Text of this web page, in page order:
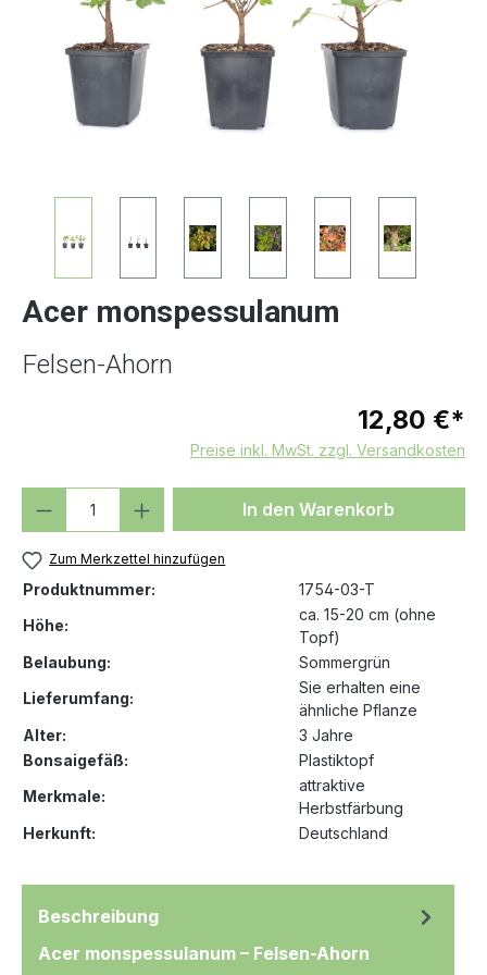
Acer monspessulanum
Felsen-Ahorn
12,80 €*
Preise inkl. MwSt. zzgl. Versandkosten
Produkt Anzahl: Gib denIn den Warenkorb
Zum Merkzettel hinzufügen
Produktnummer:
1754-03-T
Höhe:
ca. 15-20 cm (ohne
Topf)
Belaubung:
Sommergrün
Lieferumfang:
Sie erhalten eine
ähnliche Pflanze
Alter:
3 Jahre
Bonsaigefäß:
Plastiktopf
Merkmale:
attraktive
Herbstfärbung
Herkunft:
Deutschland
Beschreibung
Acer monspessulanum – Felsen-Ahorn